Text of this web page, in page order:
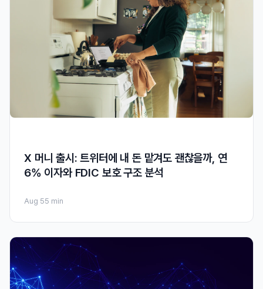
X 머니 출시: 트위터에 내 돈 맡겨도 괜찮을까, 연
6% 이자와 FDIC 보호 구조 분석
Aug 55 min